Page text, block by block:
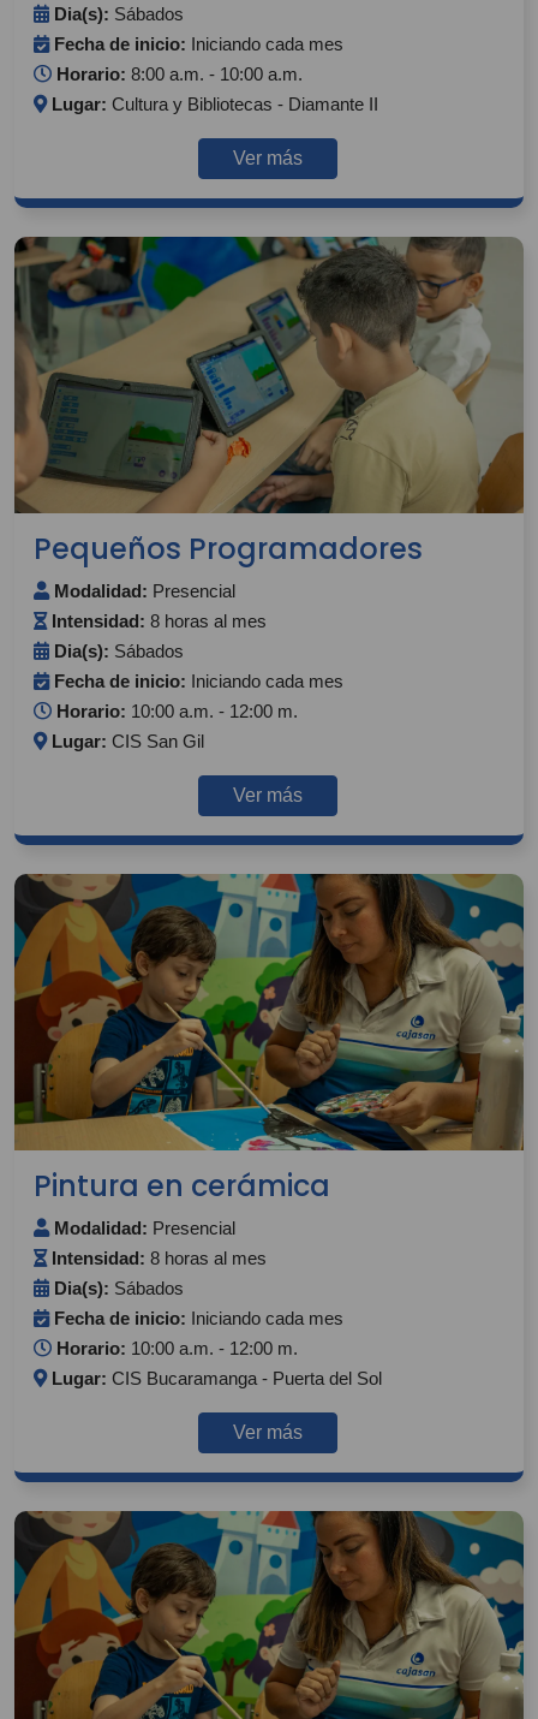
Dia(s): Sábados
Fecha de inicio: Iniciando cada mes
Horario: 8:00 a.m. - 10:00 a.m.
Lugar: Cultura y Bibliotecas - Diamante II
Ver más
Pequeños Programadores
Modalidad: Presencial
Intensidad: 8 horas al mes
Dia(s): Sábados
Fecha de inicio: Iniciando cada mes
Horario: 10:00 a.m. - 12:00 m.
Lugar: CIS San Gil
Ver más
Pintura en cerámica
Modalidad: Presencial
Intensidad: 8 horas al mes
Dia(s): Sábados
Fecha de inicio: Iniciando cada mes
Horario: 10:00 a.m. - 12:00 m.
Lugar: CIS Bucaramanga - Puerta del Sol
Ver más